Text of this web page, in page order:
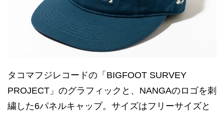
タコマフジレコードの「BIGFOOT SURVEY
PROJECT」のグラフィックと、NANGAのロゴを刺
繍した6パネルキャップ。サイズはフリーサイズと